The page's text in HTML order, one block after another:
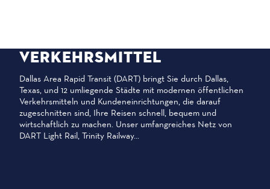
ÖFFENTLICHE
VERKEHRSMITTEL
Dallas Area Rapid Transit (DART) bringt Sie durch Dallas,
Texas, und 12 umliegende Städte mit modernen öffentlichen
Verkehrsmitteln und Kundeneinrichtungen, die darauf
zugeschnitten sind, Ihre Reisen schnell, bequem und
wirtschaftlich zu machen. Unser umfangreiches Netz von
DART Light Rail, Trinity Railway...